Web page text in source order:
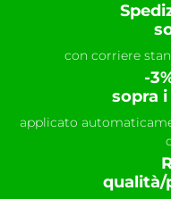
con corriere
-
sopra
applicato
qualità/